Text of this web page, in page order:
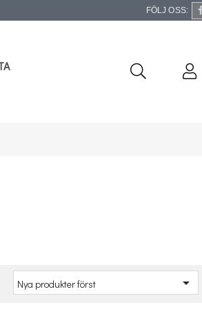
FÖLJ OSS:
Nya produkter först 